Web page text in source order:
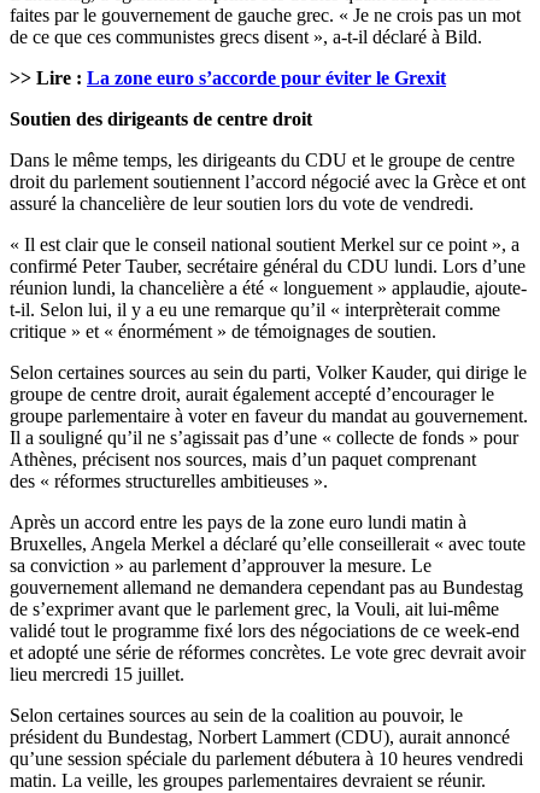
faites par le gouvernement de gauche grec. « Je ne crois pas un mot
de ce que ces communistes grecs disent », a-t-il déclaré à Bild.
>> Lire : La zone euro s’accorde pour éviter le Grexit
Soutien des dirigeants de centre droit
Dans le même temps, les dirigeants du CDU et le groupe de centre
droit du parlement soutiennent l’accord négocié avec la Grèce et ont
assuré la chancelière de leur soutien lors du vote de vendredi.
« Il est clair que le conseil national soutient Merkel sur ce point », a
confirmé Peter Tauber, secrétaire général du CDU lundi. Lors d’une
réunion lundi, la chancelière a été « longuement » applaudie, ajoute-
t-il. Selon lui, il y a eu une remarque qu’il « interprèterait comme
critique » et « énormément » de témoignages de soutien.
Selon certaines sources au sein du parti, Volker Kauder, qui dirige le
groupe de centre droit, aurait également accepté d’encourager le
groupe parlementaire à voter en faveur du mandat au gouvernement.
Il a souligné qu’il ne s’agissait pas d’une « collecte de fonds » pour
Athènes, précisent nos sources, mais d’un paquet comprenant
des « réformes structurelles ambitieuses ».
Après un accord entre les pays de la zone euro lundi matin à
Bruxelles, Angela Merkel a déclaré qu’elle conseillerait « avec toute
sa conviction » au parlement d’approuver la mesure. Le
gouvernement allemand ne demandera cependant pas au Bundestag
de s’exprimer avant que le parlement grec, la Vouli, ait lui-même
validé tout le programme fixé lors des négociations de ce week-end
et adopté une série de réformes concrètes. Le vote grec devrait avoir
lieu mercredi 15 juillet.
Selon certaines sources au sein de la coalition au pouvoir, le
président du Bundestag, Norbert Lammert (CDU), aurait annoncé
qu’une session spéciale du parlement débutera à 10 heures vendredi
matin. La veille, les groupes parlementaires devraient se réunir.